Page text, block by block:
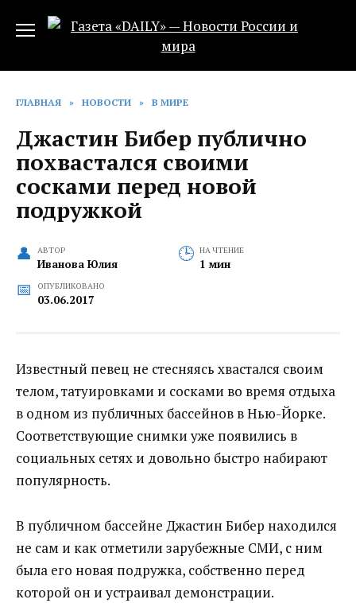
ГЛАВНАЯ » НОВОСТИ » В МИРЕ
Джастин Бибер публично
похвастался своими
сосками перед новой
подружкой
АВТОР
Иванова Юлия
НА ЧТЕНИЕ
1 мин
ОПУБЛИКОВАНО
03.06.2017
Известный певец не стесняясь хвастался своим
телом, татуировками и сосками во время отдыха
в одном из публичных бассейнов в Нью-Йорке.
Соответствующие снимки уже появились в
социальных сетях и довольно быстро набирают
популярность.
В публичном бассейне Джастин Бибер находился
не сам и как отметили зарубежные СМИ, с ним
была его новая подружка, собственно перед
которой он и устраивал демонстрации.